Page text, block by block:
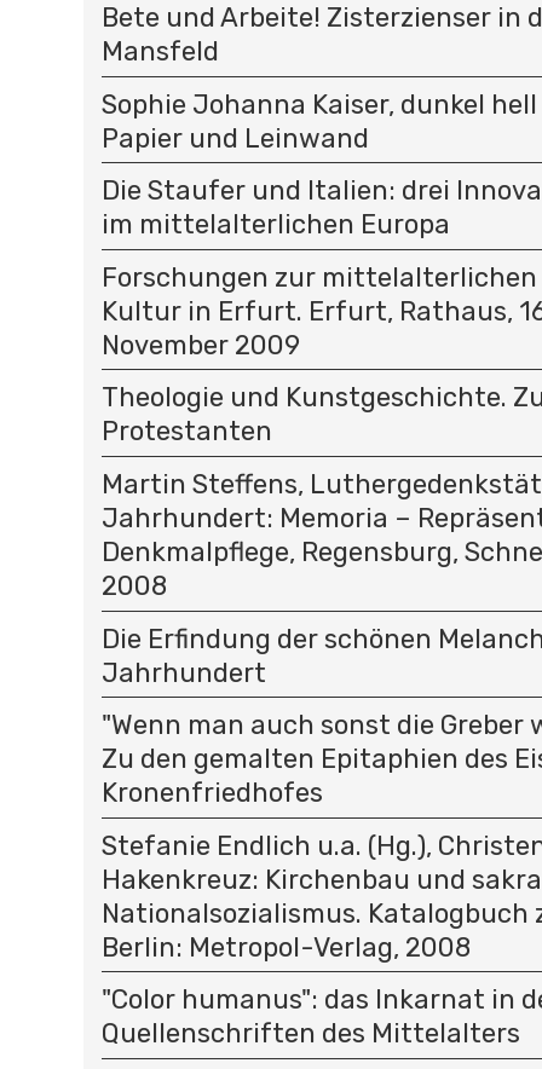
Bete und Arbeite! Zisterzienser in
Mansfeld
Sophie Johanna Kaiser, dunkel
Papier und Leinwand
Die Staufer und Italien: drei
im mittelalterlichen Europa
Forschungen zur
Kultur in Erfurt. Erfurt, Rathaus,
November 2009
Theologie und Kunstgeschichte.
Protestanten
Martin Steffens,
Jahrhundert: Memoria –
Denkmalpflege, Regensburg,
2008
Die Erfindung der schönen
Jahrhundert
"Wenn man auch sonst die Greber
Zu den gemalten Epitaphien des
Kronenfriedhofes
Stefanie Endlich u.a. (Hg.),
Hakenkreuz: Kirchenbau und
Nationalsozialismus. Katalogbuch
Berlin: Metropol-Verlag, 2008
"Color humanus": das Inkarnat in
Quellenschriften des Mittelalters